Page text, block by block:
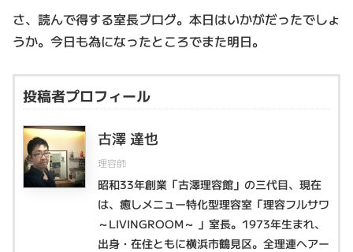
さ、読んで得する室長ブログ。本日はいかがだったでしょ
うか。今日も為になったところでまた明日。
投稿者プロフィール
古澤 達也
理容師
昭和33年創業「古澤理容館」の三代目、現在
は、癒しメニュー特化型理容室「理容フルサワ
～LIVINGROOM～ 」室長。1973年生まれ、
出身・在住ともに横浜市鶴見区。全理連ヘアー